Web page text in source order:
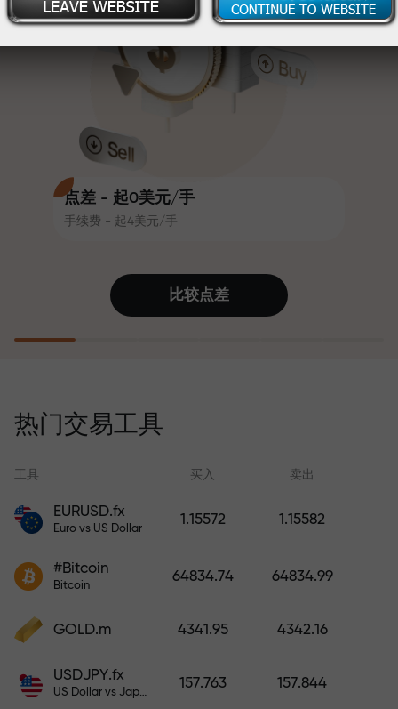
点差 - 起0美元/手
手续费 - 起4美元/手
赛道速度与交易速度共享相同价值
观。Ales Loprais将刺激与纪律元素
带入交易世界，作为InstaForex合作
伙伴，激励客户实现雄心勃勃的目
值账户即可获得iPhone、MacBook
或梦想旅行
证6个月内利润增长3倍。放心交易—
您的资金受到保护！
奖金。X1000不是印刷错误。存款
无风险交易—
我们保证您的利润
最高X1000奖金—市场上最大倍数
比较点差
热门交易工具
工具 买入 卖出
EURUSD.fx
Euro vs US Dollar
1.15572 1.15582
#Bitcoin
Bitcoin
64834.74 64834.99
GOLD.m 4341.95 4342.16
USDJPY.fx
US Dollar vs Japanese Yen
157.763 157.844